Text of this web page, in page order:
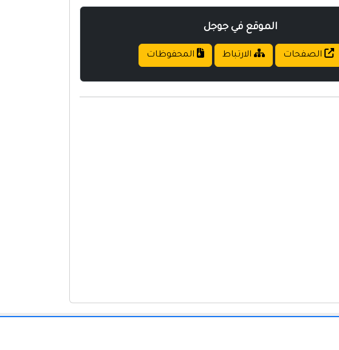
الموقع في جوجل
الصفحات الارتباط المحفوظات